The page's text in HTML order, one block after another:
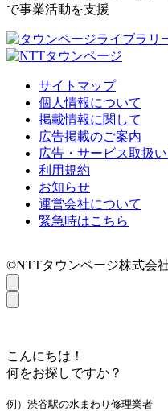
で事業活動を支援
サイトマップ
個人情報について
掲載情報に関して
広告掲載のご案内
広告・サービス取扱
利用規約
お知らせ
運営会社について
緊急時はこちら
©NTTタウンページ株式会社
こんにちは！
何をお探しですか？
例）渋谷駅の水まわり修理業者